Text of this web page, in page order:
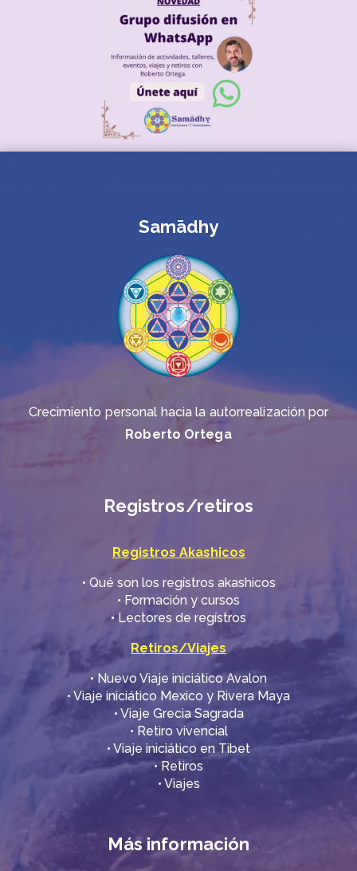
Samādhy
Crecimiento personal hacia la autorrealización por
Roberto Ortega
Registros/retiros
Registros Akashicos
•​ Qué son los regístros akashicos
•​ Formación y cursos
•​ Lectores de regístros
Retiros/Viajes
•​ Nuevo Viaje iniciático Avalon
•​ Viaje iniciático Mexico y Rivera Maya
•​ Viaje Grecia Sagrada
•​ Retiro vivencial
•​ Viaje iniciático en Tibet
•​ Retiros
•​ Viajes
Más información